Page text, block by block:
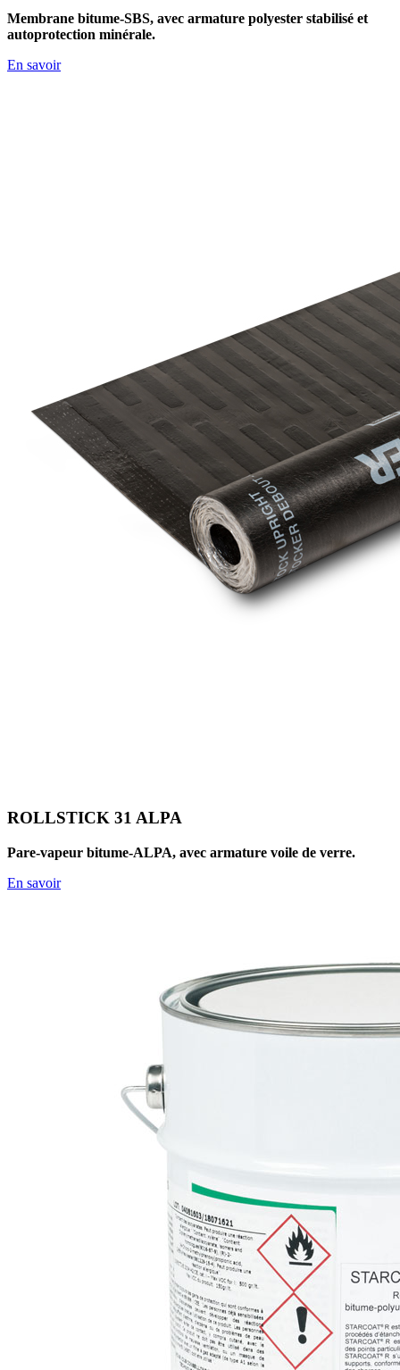
Membrane bitume-SBS, avec armature polyester stabilisé et
autoprotection minérale.
En savoir
ROLLSTICK 31 ALPA
Pare-vapeur bitume-ALPA, avec armature voile de verre.
En savoir